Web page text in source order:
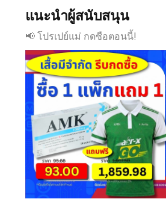
แนะนำผู้สนับสนุน
📢 โปรเปย์แม่ กดซือตอนนี้!